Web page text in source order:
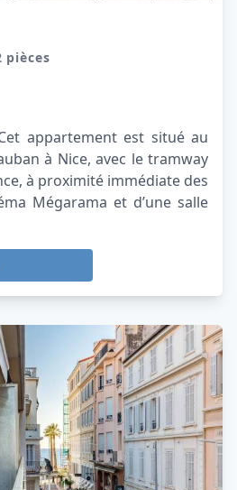
pièces
appartement est situé au
à Nice, avec le tramway
à proximité immédiate des
Mégarama et d’une salle